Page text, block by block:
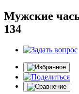
Мужские
134